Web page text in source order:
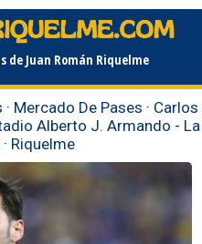
de Juan Román Riquelme
· Mercado De Pases · Carlos
Alberto J. Armando - La
· Riquelme